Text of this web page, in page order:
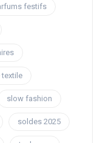
festifs
textile
slow fashion
soldes 2025